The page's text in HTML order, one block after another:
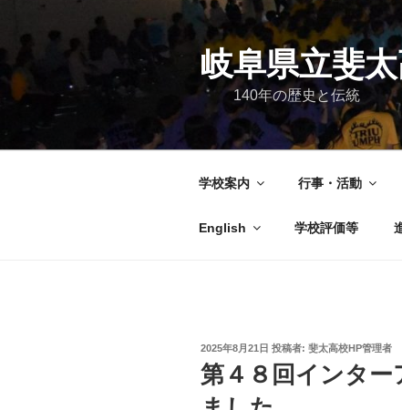
ン
岐阜県立斐
140年の歴史と伝統
学校案内 行事・活動
English 学校評価等
投
稿
日:
2025年8月21日 投稿者: 斐太高校HP管理者
第４８回インター